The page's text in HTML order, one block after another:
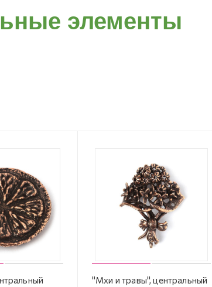
элементы
"Мхи и травы", центральный